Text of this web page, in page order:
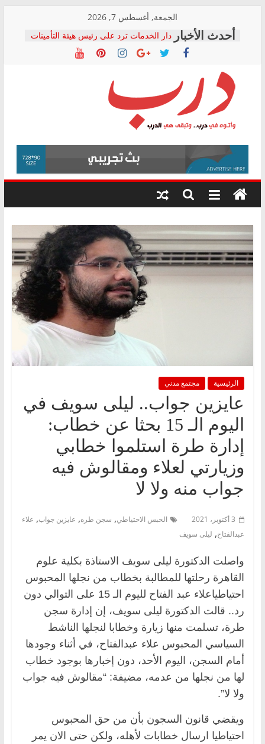
content
الجمعة, أغسطس 7, 2026
دار الخدمات ترد على رئيس هيئة التأمينات
بعد مؤتمره الصحفي: إنكار الأزمة لا ينهي
معاناة أصحاب المعاشات.. ونطالب بكشف
فرحات سليمان يكتب: القطاع الصحي إلى
أين؟
حزب التحالف الشعبي يطلق لجنة “الحق
في الصحة” بالإسكندرية لرصد الانتهاكات
ودعم المرضى
الوزاري لمدينة الصحفيين.. وانتهاء أعمال
إنشاء المبنى الإداري
المجلس القومي لحقوق الإنسان يعلن
متابعة قضية الدكتور محمد زهران.. ويؤكد:
قرينة البراءة وضمانات المحاكمة العادلة
درب
وأتوه
درب..
وتبقى
هي
الرئيسية مجتمع مدني
عايزين جواب.. ليلى سويف في
اليوم الـ 15 بحثا عن خطاب:
إدارة طرة استلموا خطابي
وزيارتي لعلاء ومقالوش فيه
جواب منه ولا لا
3 أكتوبر، 2021 الحبس الاحتياطي, سجن طره, عايزين جواب, علاء
عبدالفتاح, ليلى سويف
واصلت الدكتورة ليلى سويف الاستاذة بكلية علوم
القاهرة رحلتها للمطالبة بخطاب من نجلها المحبوس
احتياطياعلاء عبد الفتاح لليوم الـ 15 على التوالي دون
رد.. قالت الدكتورة ليلى سويف، إن إدارة سجن
طرة، تسلمت منها زيارة وخطابا لنجلها الناشط
السياسي المحبوس علاء عبدالفتاح، في أثناء وجودها
أمام السجن، اليوم الأحد، دون إخبارها بوجود خطاب
لها من نجلها من عدمه، مضيفة: “مقالوش فيه جواب
ولا لا”.
ويقضي قانون السجون بأن من حق المحبوس
احتياطيا ارسال خطابات لأهله، ولكن حتى الان يمر